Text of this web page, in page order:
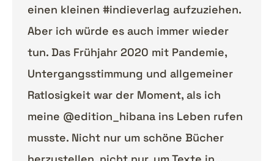
einen kleinen #indieverlag aufzuziehen.
Aber ich würde es auch immer wieder
tun. Das Frühjahr 2020 mit Pandemie,
Untergangsstimmung und allgemeiner
Ratlosigkeit war der Moment, als ich
meine @edition_hibana ins Leben rufen
musste. Nicht nur um schöne Bücher